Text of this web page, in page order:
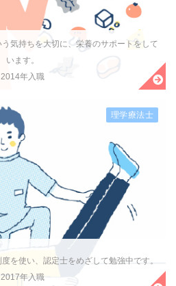
気持ちを大切に、栄養のサポートをして
います。
2014年入職
を使い、認定士をめざして勉強中です。
2017年入職
理学療法士